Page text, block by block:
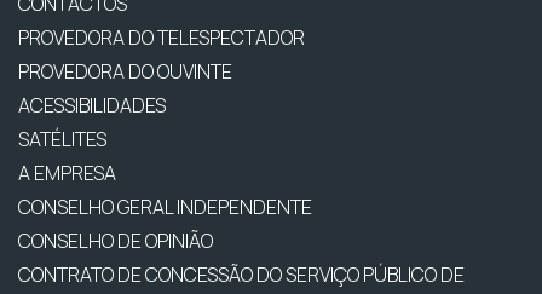
PROVEDORA DO TELESPECTADOR
PROVEDORA DO OUVINTE
ACESSIBILIDADES
SATÉLITES
A EMPRESA
CONSELHO GERAL INDEPENDENTE
CONSELHO DE OPINIÃO
CONTRATO DE CONCESSÃO DO SERVIÇO PÚBLICO DE